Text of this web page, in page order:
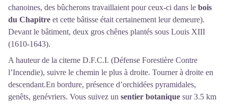
chanoines, des bûcherons travaillaient pour ceux-ci dans le bois
du Chapitre et cette bâtisse était certainement leur demeure).
Devant le bâtiment, deux gros chênes plantés sous Louis XIII
(1610-1643).
A hauteur de la citerne D.F.C.I. (Défense Forestière Contre
l’Incendie), suivre le chemin le plus à droite. Tourner à droite en
descendant.En bordure, présence d’orchidées pyramidales,
genêts, genévriers. Vous suivez un sentier botanique sur 3.5 km